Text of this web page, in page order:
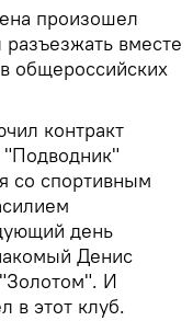
произошел
вместе
общероссийских
контракт
со спортивным
день
Денис
И
в этот клуб.